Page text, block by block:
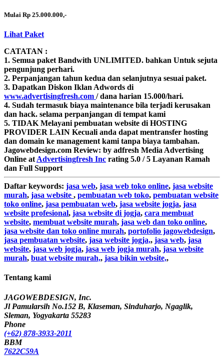
Mulai Rp 25.000.000,-
Lihat Paket
CATATAN :
1. Semua paket Bandwith UNLIMITED. bahkan Untuk sejuta
pengunjung perhari.
2. Perpanjangan tahun kedua dan selanjutnya sesuai paket.
3. Dapatkan Diskon Iklan Adwords di
www.advertisingfresh.com / dana harian 15.000/hari.
4. Sudah termasuk biaya maintenance bila terjadi kerusakan
dan hack. selama perpanjangan di tempat kami
5. TIDAK Melayani pembuatan website di HOSTING
PROVIDER LAIN Kecuali anda dapat mentransfer hosting
dan domain ke management kami tanpa biaya tambahan.
Jagowebdesign.com Review: by adfresh Media Advertising
Online at Advertisingfresh Inc rating 5.0 /5 Layanan Ramah
dan Full Support
Daftar keywords: jasa web, jasa web toko online, jasa website
murah, jasa website , pembuatan web toko, pembuatan website
toko online, jasa pembuatan web, jasa website jogja, jasa
website profesional, jasa website di jogja, cara membuat
website, membuat website murah, jasa web dan toko online,
jasa website dan toko online murah, portofolio jagowebdesign,
jasa pembuatan website, jasa website jogja,, jasa web, jasa
website, jasa web jogja, jasa web jogja murah, jasa website
murah, buat website murah,, jasa bikin website,,
Tentang kami
JAGOWEBDESIGN, Inc.
Jl Pamularsih No.152 B, Klaseman, Sinduharjo, Ngaglik,
Sleman, Yogyakarta 55283
Phone
(+62) 878-3933-2011
BBM
7622C59A